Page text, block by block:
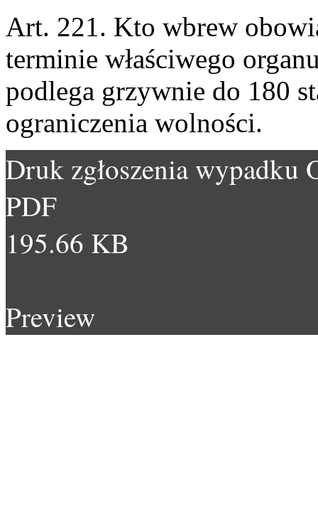
Art. 221. Kto wbrew
terminie właściwego
podlega grzywnie do 180
ograniczenia wolności.
Druk zgłoszenia wypadku
PDF
195.66 KB
Preview